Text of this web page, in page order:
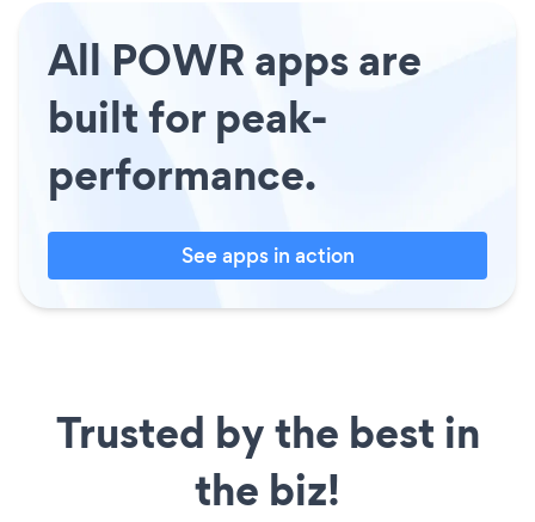
All POWR apps are
built for peak-
performance.
See apps in action
Trusted by the best in
the biz!